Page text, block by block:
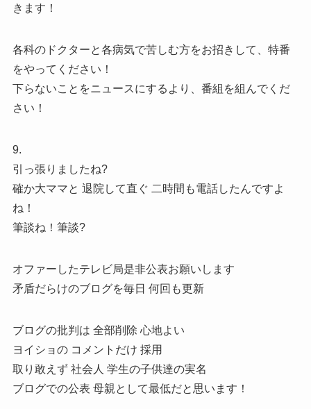
きます！
各科のドクターと各病気で苦しむ方をお招きして、特番
をやってください！
下らないことをニュースにするより、番組を組んでくだ
さい！
9.
引っ張りましたね?
確か大ママと 退院して直ぐ 二時間も電話したんですよ
ね！
筆談ね！筆談?
オファーしたテレビ局是非公表お願いします
矛盾だらけのブログを毎日 何回も更新
ブログの批判は 全部削除 心地よい
ヨイショの コメントだけ 採用
取り敢えず 社会人 学生の子供達の実名
ブログでの公表 母親として最低だと思います！